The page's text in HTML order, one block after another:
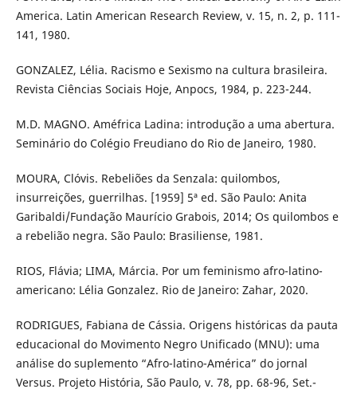
America. Latin American Research Review, v. 15, n. 2, p. 111-
141, 1980.
GONZALEZ, Lélia. Racismo e Sexismo na cultura brasileira.
Revista Ciências Sociais Hoje, Anpocs, 1984, p. 223-244.
M.D. MAGNO. Améfrica Ladina: introdução a uma abertura.
Seminário do Colégio Freudiano do Rio de Janeiro, 1980.
MOURA, Clóvis. Rebeliões da Senzala: quilombos,
insurreições, guerrilhas. [1959] 5ª ed. São Paulo: Anita
Garibaldi/Fundação Maurício Grabois, 2014; Os quilombos e
a rebelião negra. São Paulo: Brasiliense, 1981.
RIOS, Flávia; LIMA, Márcia. Por um feminismo afro-latino-
americano: Lélia Gonzalez. Rio de Janeiro: Zahar, 2020.
RODRIGUES, Fabiana de Cássia. Origens históricas da pauta
educacional do Movimento Negro Unificado (MNU): uma
análise do suplemento “Afro-latino-América” do jornal
Versus. Projeto História, São Paulo, v. 78, pp. 68-96, Set.-